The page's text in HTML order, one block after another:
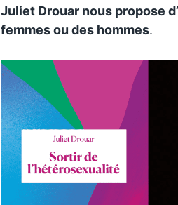
Juliet Drouar nous propose
femmes ou des hommes.